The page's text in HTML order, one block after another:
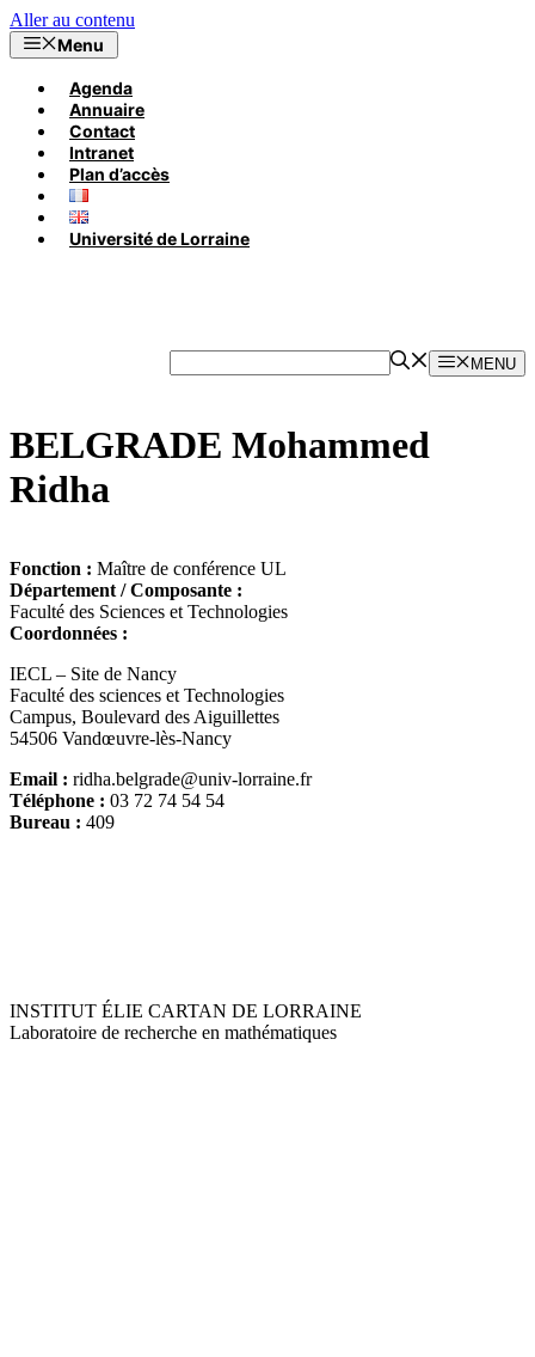
Aller au contenu
Menu
Agenda
Annuaire
Contact
Intranet
Plan d’accès
Université de Lorraine
MENU
BELGRADE Mohammed
Ridha
Fonction : Maître de conférence UL
Département / Composante :
Faculté des Sciences et Technologies
Coordonnées :
IECL – Site de Nancy
Faculté des sciences et Technologies
Campus, Boulevard des Aiguillettes
54506 Vandœuvre-lès-Nancy
Email : ridha.belgrade@univ-lorraine.fr
Téléphone : 03 72 74 54 54
Bureau : 409
INSTITUT ÉLIE CARTAN DE LORRAINE
Laboratoire de recherche en mathématiques